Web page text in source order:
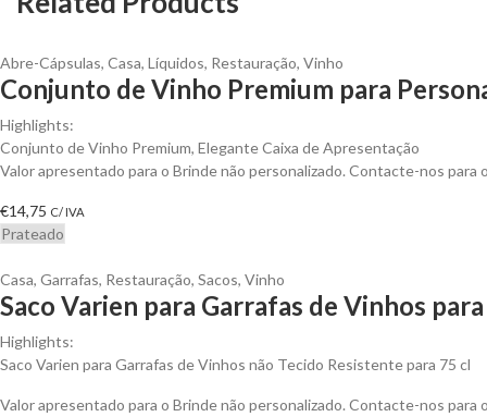
Abre-Cápsulas, Casa, Líquidos, Restauração, Vinho
Conjunto de Vinho Premium para
Highlights:
Conjunto de Vinho Premium, Elegante Caixa de Apresentação
Valor apresentado para o Brinde não personalizado. Contacte-nos
€14,75 C/ IVA
Prateado
Casa, Garrafas, Restauração, Sacos, Vinho
Saco Varien para Garrafas de Vinhos
Highlights:
Saco Varien para Garrafas de Vinhos não Tecido Resistente para 75 cl
Valor apresentado para o Brinde não personalizado. Contacte-nos